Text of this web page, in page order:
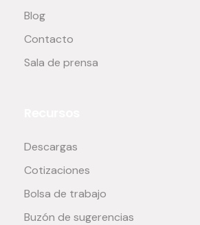
Blog
Contacto
Sala de prensa
Descargas
Cotizaciones
Bolsa de trabajo
Buzón de sugerencias